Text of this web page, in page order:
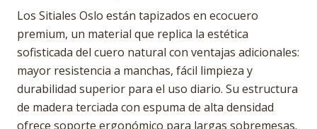
Los Sitiales Oslo están tapizados en ecocuero
premium, un material que replica la estética
sofisticada del cuero natural con ventajas adicionales:
mayor resistencia a manchas, fácil limpieza y
durabilidad superior para el uso diario. Su estructura
de madera terciada con espuma de alta densidad
ofrece soporte ergonómico para largas sobremesas.